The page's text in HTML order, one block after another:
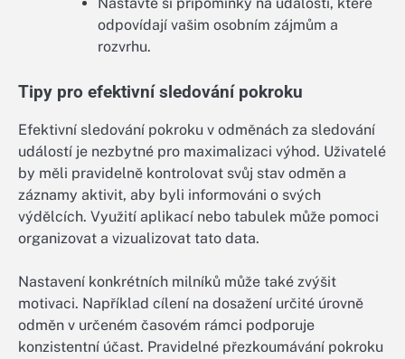
odpovídají vašim osobním zájmům a
rozvrhu.
Tipy pro efektivní sledování pokroku
Efektivní sledování pokroku v odměnách za sledování
událostí je nezbytné pro maximalizaci výhod. Uživatelé
by měli pravidelně kontrolovat svůj stav odměn a
záznamy aktivit, aby byli informováni o svých
výdělcích. Využití aplikací nebo tabulek může pomoci
organizovat a vizualizovat tato data.
Nastavení konkrétních milníků může také zvýšit
motivaci. Například cílení na dosažení určité úrovně
odměn v určeném časovém rámci podporuje
konzistentní účast. Pravidelné přezkoumávání pokroku